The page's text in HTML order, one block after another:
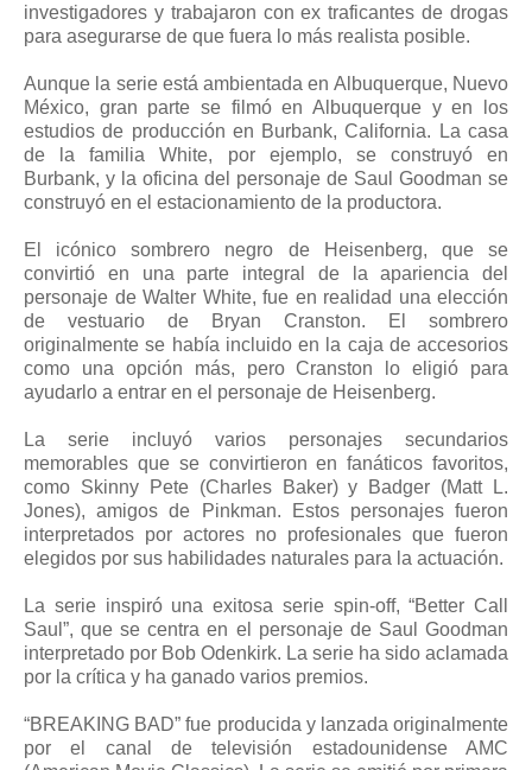
investigadores y trabajaron con ex traficantes de drogas
para asegurarse de que fuera lo más realista posible.
Aunque la serie está ambientada en Albuquerque, Nuevo
México, gran parte se filmó en Albuquerque y en los
estudios de producción en Burbank, California. La casa
de la familia White, por ejemplo, se construyó en
Burbank, y la oficina del personaje de Saul Goodman se
construyó en el estacionamiento de la productora.
El icónico sombrero negro de Heisenberg, que se
convirtió en una parte integral de la apariencia del
personaje de Walter White, fue en realidad una elección
de vestuario de Bryan Cranston. El sombrero
originalmente se había incluido en la caja de accesorios
como una opción más, pero Cranston lo eligió para
ayudarlo a entrar en el personaje de Heisenberg.
La serie incluyó varios personajes secundarios
memorables que se convirtieron en fanáticos favoritos,
como Skinny Pete (Charles Baker) y Badger (Matt L.
Jones), amigos de Pinkman. Estos personajes fueron
interpretados por actores no profesionales que fueron
elegidos por sus habilidades naturales para la actuación.
La serie inspiró una exitosa serie spin-off, “Better Call
Saul”, que se centra en el personaje de Saul Goodman
interpretado por Bob Odenkirk. La serie ha sido aclamada
por la crítica y ha ganado varios premios.
“BREAKING BAD” fue producida y lanzada originalmente
por el canal de televisión estadounidense AMC